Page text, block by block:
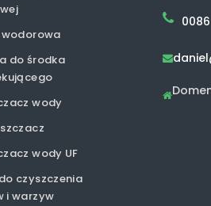
do środka
wody
wody UF
czyszczenia
i warzyw

